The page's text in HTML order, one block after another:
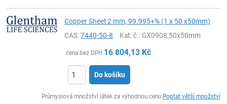
Copper Sheet 2 mm, 99.995+% (1 x 50 x50mm)
CAS:7440-50-8 Kat. č.: GX0908,50x50mm
cena bez DPH 16 804,13 Kč
Do košíku
Průmyslová množství látek za výhodnou cenu Poptat větší množství